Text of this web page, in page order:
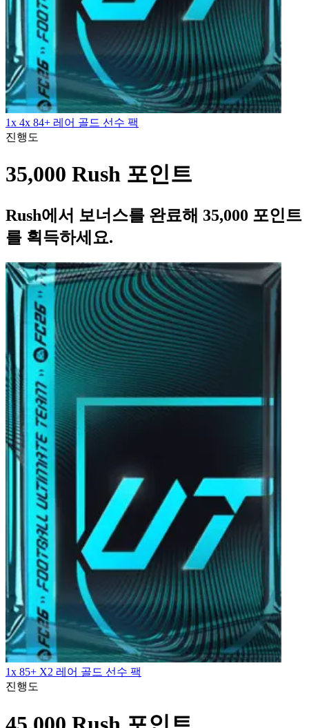
1x 4x 84+ 레어 골드 선수 팩
진행도
35,000 Rush 포인트
Rush에서 보너스를 완료해 35,000 포인트
를 획득하세요.
1x 85+ X2 레어 골드 선수 팩
진행도